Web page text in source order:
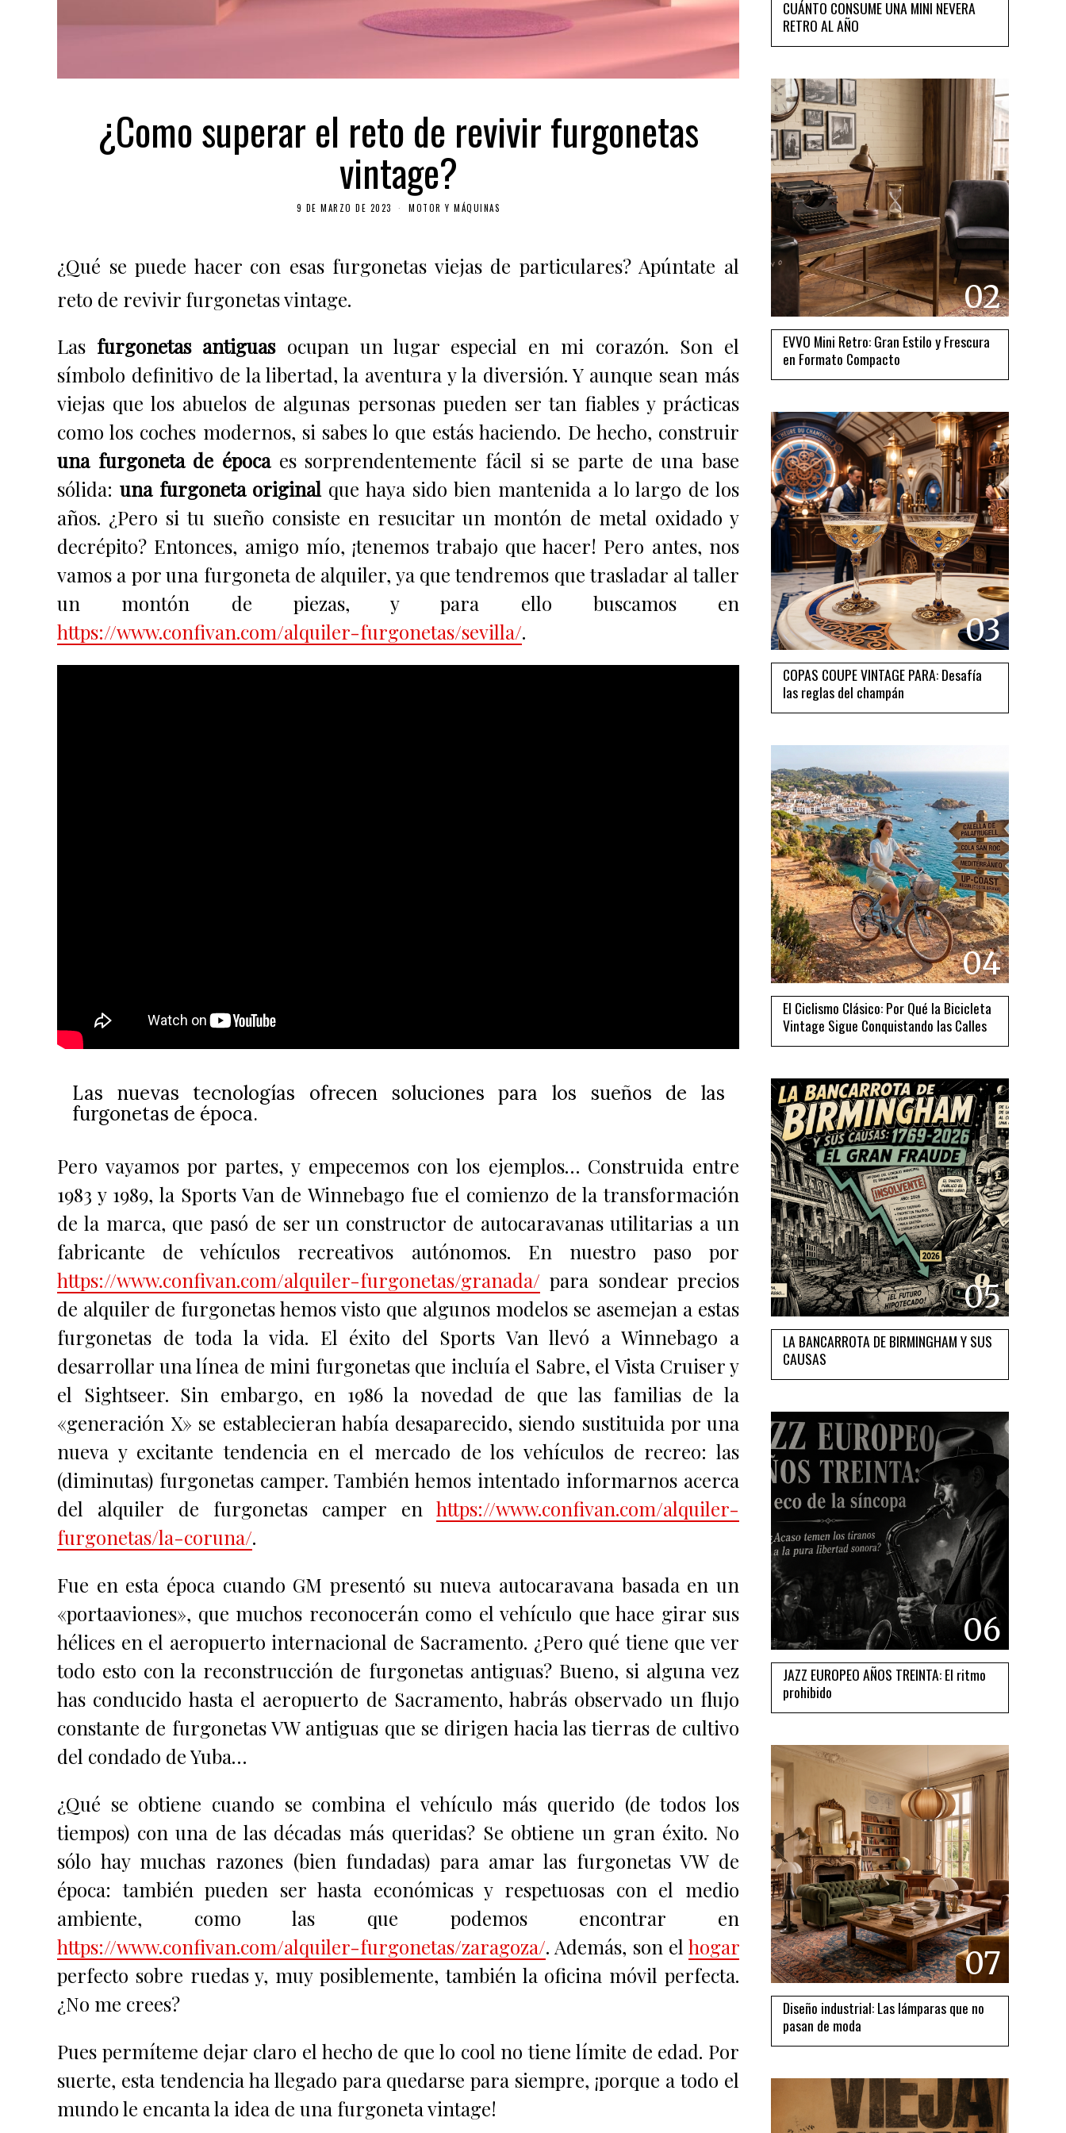
¿Como superar el reto de revivir furgonetas
vintage?
9 DE MARZO DE 2023 MOTOR Y MÁQUINAS
¿Qué se puede hacer con esas furgonetas viejas de particulares? Apúntate al
reto de revivir furgonetas vintage.
Las furgonetas antiguasocupan un lugar especial en mi corazón. Son el
símbolo definitivo de la libertad, la aventura y la diversión. Y aunque sean más
viejas que los abuelos de algunas personas pueden ser tan fiables y prácticas
como los coches modernos, si sabes lo que estás haciendo. De hecho, construir
una furgoneta de épocaes sorprendentemente fácil si se parte de una base
sólida: una furgoneta original que haya sido bien mantenida a lo largo de los
años. ¿Pero si tu sueño consiste en resucitar un montón de metal oxidado y
decrépito? Entonces, amigo mío, ¡tenemos trabajo que hacer! Pero antes, nos
vamos a por una furgoneta de alquiler, ya que tendremos que trasladar al taller
un montón de piezas, y para ello buscamos en
https://www.confivan.com/alquiler-furgonetas/sevilla/.
Las nuevas tecnologías ofrecen soluciones para los sueños de las
furgonetas de época.
Pero vayamos por partes, y empecemos con los ejemplos… Construida entre
1983 y 1989, la Sports Van de Winnebago fue el comienzo de la transformación
de la marca, que pasó de ser un constructor de autocaravanas utilitarias a un
fabricante de vehículos recreativos autónomos. En nuestro paso por
https://www.confivan.com/alquiler-furgonetas/granada/ para sondear precios
de alquiler de furgonetas hemos visto que algunos modelos se asemejan a estas
furgonetas de toda la vida. El éxito del Sports Van llevó a Winnebago a
desarrollar una línea de mini furgonetas que incluía el Sabre, el Vista Cruiser y
el Sightseer. Sin embargo, en 1986 la novedad de que las familias de la
«generación X» se establecieran había desaparecido, siendo sustituida por una
nueva y excitante tendencia en el mercado de los vehículos de recreo: las
(diminutas) furgonetas camper. También hemos intentado informarnos acerca
del alquiler de furgonetas camper en https://www.confivan.com/alquiler-
furgonetas/la-coruna/.
Fue en esta época cuando GM presentó su nueva autocaravana basada en un
«portaaviones», que muchos reconocerán como el vehículo que hace girar sus
hélices en el aeropuerto internacional de Sacramento. ¿Pero qué tiene que ver
todo esto con la reconstrucción de furgonetas antiguas? Bueno, si alguna vez
has conducido hasta el aeropuerto de Sacramento, habrás observado un flujo
constante de furgonetas VW antiguas que se dirigen hacia las tierras de cultivo
del condado de Yuba…
¿Qué se obtiene cuando se combina el vehículo más querido (de todos los
tiempos) con una de las décadas más queridas? Se obtiene un gran éxito. No
sólo hay muchas razones (bien fundadas) para amar las furgonetas VW de
época: también pueden ser hasta económicas y respetuosas con el medio
ambiente, como las que podemos encontrar en
https://www.confivan.com/alquiler-furgonetas/zaragoza/. Además, son el hogar
perfecto sobre ruedas y, muy posiblemente, también la oficina móvil perfecta.
¿No me crees?
Pues permíteme dejar claro el hecho de que lo cool no tiene límite de edad. Por
suerte, esta tendencia ha llegado para quedarse para siempre, ¡porque a todo el
mundo le encanta la idea de una furgoneta vintage!
CUÁNTO CONSUME UNA MINI NEVERA
RETRO AL AÑO
02
EVVO Mini Retro: Gran Estilo y Frescura
en Formato Compacto
03
COPAS COUPE VINTAGE PARA: Desafía
las reglas del champán
04
El Ciclismo Clásico: Por Qué la Bicicleta
Vintage Sigue Conquistando las Calles
05
LA BANCARROTA DE BIRMINGHAM Y SUS
CAUSAS
06
JAZZ EUROPEO AÑOS TREINTA: El ritmo
prohibido
07
Diseño industrial: Las lámparas que no
pasan de moda